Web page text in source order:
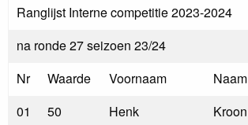
Ranglijst Interne competitie 2023-2024
na ronde 27 seizoen 23/24
Nr
Waarde Voornaam Naam
01
50 Henk Kroon